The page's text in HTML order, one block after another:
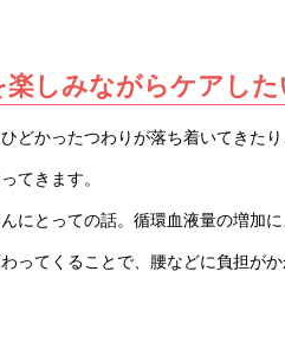
しみながらケアした
どかったつわりが落ち着いてきた
てきます。
にとっての話。循環血液量の増加
ってくることで、腰などに負担が